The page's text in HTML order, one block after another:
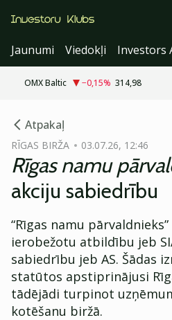
Jaunumi
Viedokļi Investors
OMX Baltic −0,15% 314,98
Atpakaļ
RĪGAS BIRŽA 03.07.26, 12:46
Rīgas namu
akciju sabiedrību
“Rīgas namu
ierobežotu atbildību jeb
sabiedrību jeb AS. Šādas
statūtos apstiprinājusi
tādējādi turpinot
kotēšanu biržā.